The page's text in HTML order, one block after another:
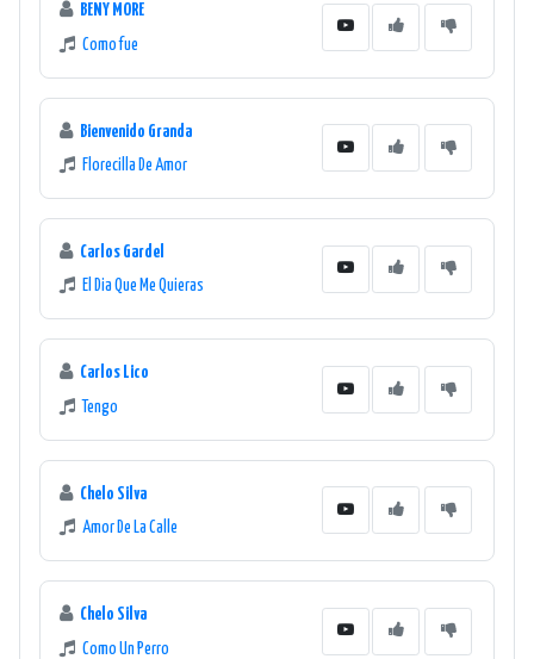
BENY MORE
Como fue
Bienvenido Granda
Florecilla De Amor
Carlos Gardel
El Dia Que Me Quieras
Carlos Lico
Tengo
Chelo Silva
Amor De La Calle
Chelo Silva
Como Un Perro